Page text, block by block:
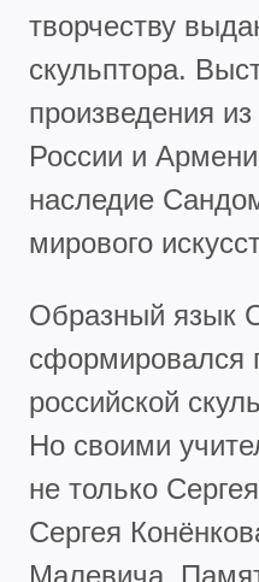
творчеству
скульптора.
произведения
России и
наследие
мирового
Образный язык
сформировался
российской
Но своими
не только
Сергея
Малевича.